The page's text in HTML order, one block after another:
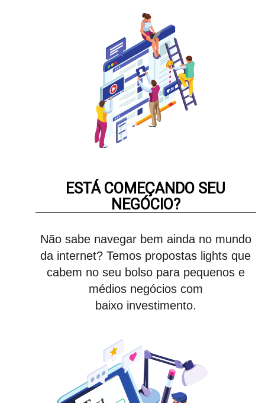
ESTÁ COMEÇANDO SEU
NEGÓCIO?
Não sabe navegar bem ainda no mundo
da internet? Temos propostas lights que
cabem no seu bolso para pequenos e
médios negócios com
baixo investimento.